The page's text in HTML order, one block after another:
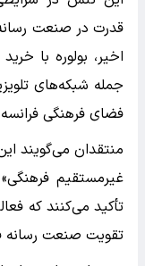
قدرت در صنعت
اخیر، بولوره با
جمله شبکه‌های
فضای فرهنگی
منتقدان می‌گویند
غیرمستقیم
تأکید می‌کنند که
تقویت صنعت